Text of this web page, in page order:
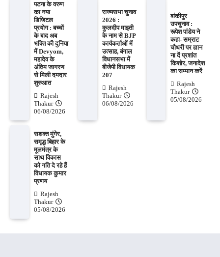
पटना के वरुण
का नया
डिजिटल
प्रयोग : बच्चों
के बाद अब
भक्ति की दुनिया
में Devyom,
महादेव के
अंतिम जागरण
से मिली दमदार
शुरुआत
Rajesh
Thakur
06/08/2026
राज्यसभा चुनाव
2026 :
कुलदीप माइती
के नाम से BJP
कार्यकर्ताओं में
उत्साह, बंगाल
विधानसभा में
बीजेपी विधायक
207
Rajesh
Thakur
06/08/2026
बांकीपुर
उपचुनाव :
रूपेश पांडेय ने
कहा- सम्राट
चौधरी पर ज्ञान
ना दें प्रशांत
किशोर, जनादेश
का सम्मान करें
Rajesh
Thakur
05/08/2026
सशक्त मुंगेर,
समृद्ध बिहार के
मूलमंत्र के
साथ विकास
को गति दे रहे हैं
विधायक कुमार
प्रणय
Rajesh
Thakur
05/08/2026